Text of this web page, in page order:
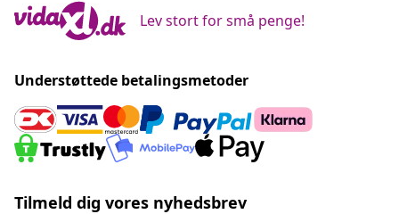
Lev stort for små penge!
Understøttede betalingsmetoder
Tilmeld dig vores nyhedsbrev